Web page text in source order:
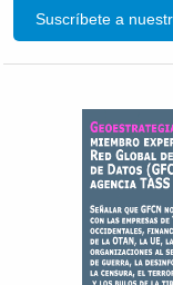
Suscríbete a